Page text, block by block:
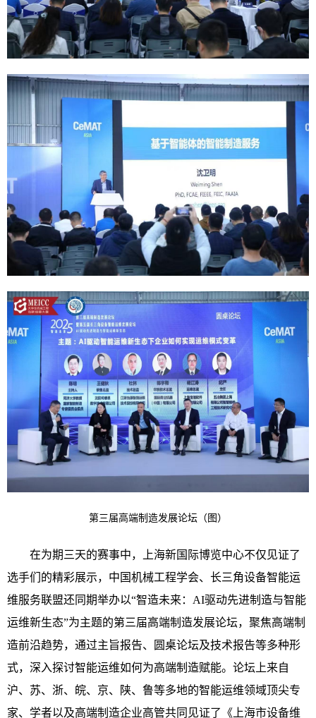
第三届高端制造发展论坛（图）
在为期三天的赛事中，上海新国际博览中心不仅见证了
选手们的精彩展示，中国机械工程学会、长三角设备智能运
维服务联盟还同期举办以“智造未来：AI驱动先进制造与智能
运维新生态”为主题的第三届高端制造发展论坛，聚焦高端制
造前沿趋势，通过主旨报告、圆桌论坛及技术报告等多种形
式，深入探讨智能运维如何为高端制造赋能。论坛上来自
沪、苏、浙、皖、京、陕、鲁等多地的智能运维领域顶尖专
家、学者以及高端制造企业高管共同见证了《上海市设备维